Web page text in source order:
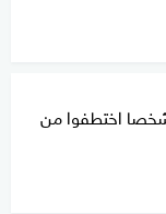
سراح 42 شخصا اختطفوا من